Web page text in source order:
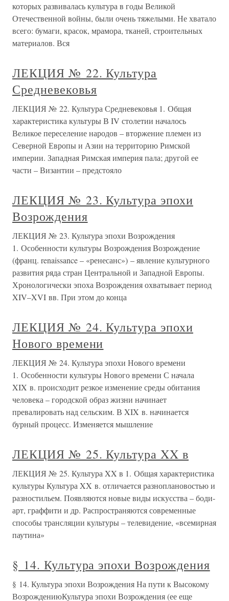
которых развивалась культура в годы Великой
Отечественной войны, были очень тяжелыми. Не хватало
всего: бумаги, красок, мрамора, тканей, строительных
материалов. Вся
ЛЕКЦИЯ № 22. Культура
Средневековья
ЛЕКЦИЯ № 22. Культура Средневековья 1. Общая
характеристика культуры В IV столетии началось
Великое переселение народов – вторжение племен из
Северной Европы и Азии на территорию Римской
империи. Западная Римская империя пала; другой ее
части – Византии – предстояло
ЛЕКЦИЯ № 23. Культура эпохи
Возрождения
ЛЕКЦИЯ № 23. Культура эпохи Возрождения
1. Особенности культуры Возрождения Возрождение
(франц. renaissance – «ренесанс») – явление культурного
развития ряда стран Центральной и Западной Европы.
Хронологически эпоха Возрождения охватывает период
XIV–XVI вв. При этом до конца
ЛЕКЦИЯ № 24. Культура эпохи
Нового времени
ЛЕКЦИЯ № 24. Культура эпохи Нового времени
1. Особенности культуры Нового времени С начала
XIX в. происходит резкое изменение среды обитания
человека – городской образ жизни начинает
превалировать над сельским. В XIX в. начинается
бурный процесс. Изменяется мышление
ЛЕКЦИЯ № 25. Культура XX в
ЛЕКЦИЯ № 25. Культура XX в 1. Общая характеристика
культуры Культура XX в. отличается разноплановостью и
разностильем. Появляются новые виды искусства – боди-
арт, граффити и др. Распространяются современные
способы трансляции культуры – телевидение, «всемирная
паутина»
§ 14. Культура эпохи Возрождения
§ 14. Культура эпохи Возрождения На пути к Высокому
ВозрождениюКультура эпохи Возрождения (ее еще